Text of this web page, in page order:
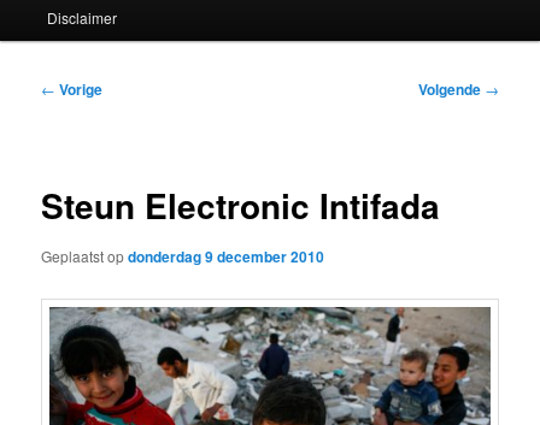
Disclaimer
Bericht
← Vorige Volgende →
Steun Electronic Intifada
Geplaatst opdonderdag 9 december 2010